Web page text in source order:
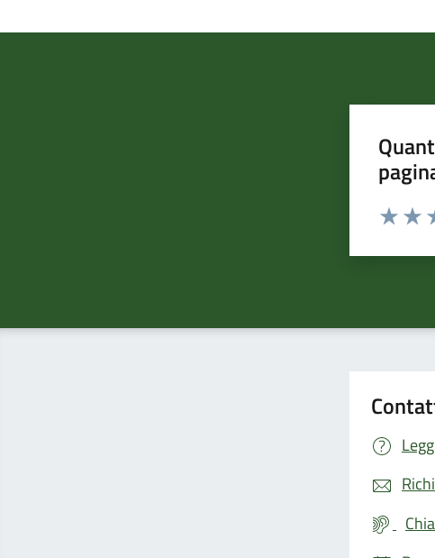
Valuta da